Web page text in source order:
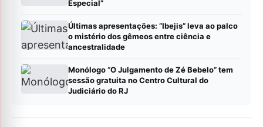
Especial”
Últimas apresentações: “Ibejis” leva ao palco
o mistério dos gêmeos entre ciência e
ancestralidade
Monólogo “O Julgamento de Zé Bebelo” tem
sessão gratuita no Centro Cultural do
Judiciário do RJ